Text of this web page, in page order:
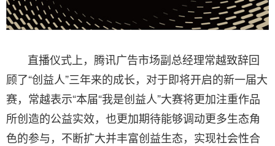
直播仪式上，腾讯广告市场副总经理常越致辞回
顾了“创益人”三年来的成长，对于即将开启的新一届大
赛，常越表示“本届“我是创益人”大赛将更加注重作品
所创造的公益实效，也更加期待能够调动更多生态角
色的参与，不断扩大并丰富创益生态，实现社会性合